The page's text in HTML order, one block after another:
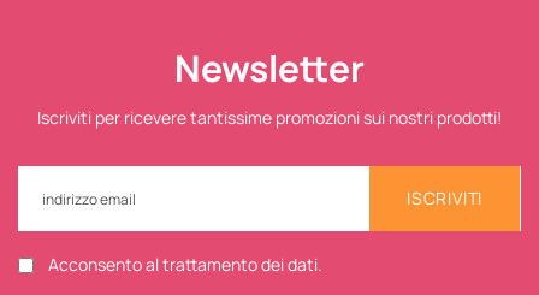
Newsletter
Iscriviti per ricevere tantissime promozioni sui nostri prodotti!
ISCRIVITI
Acconsento al trattamento dei dati.